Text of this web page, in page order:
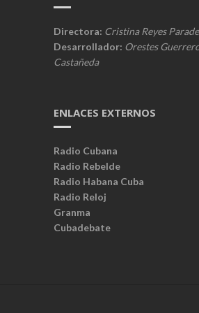
Directora: Cristina Reyes
Desarrollador: Orestes
Castañeda
ENLACES EXTERNOS
Radio Cubana
Radio Rebelde
Radio Habana Cuba
Radio Reloj
Granma
Cubadebate